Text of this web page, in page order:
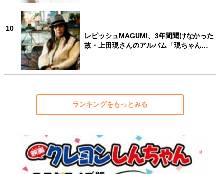
10
レピッシュMAGUMI、3年間聞けなかった
故・上田現さんのアルバム「現ちゃん…
ランキングをもっとみる